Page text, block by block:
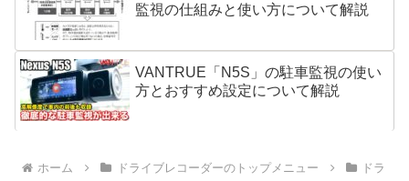
監視の仕組みと使い方について解説
VANTRUE「N5S」の駐車監視の使い
方とおすすめ設定について解説
ホーム ドライブレコーダーのトップメニュー
ドラ